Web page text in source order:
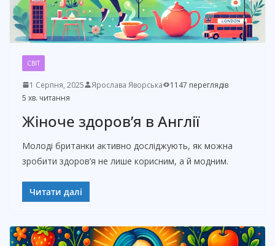
СВІТ
1 Серпня, 2025 Ярослава Яворська
1147 переглядів
5 хв. читання
Жіноче здоров’я в Англії
Молоді британки активно досліджують, як можна
зробити здоров’я не лише корисним, а й модним.
Читати далі